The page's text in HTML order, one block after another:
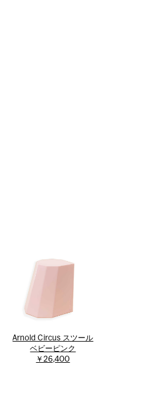
Arnold Circus スツール
ベビーピンク
￥26,400